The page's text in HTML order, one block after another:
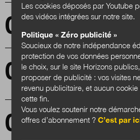
Les territoires, l'avenir de
La décentralisation à
catégoriels territoriaux :
pour que rien ne change
L’élu local : un
Les cookies déposés par Youtube
des vidéos intégrées sur notre site.
Politique « Zéro publicité »
Soucieux de notre indépendance
protection de vos données
le choix, sur le site Horizons
proposer de publicité : vos visites
revenu publicitaire, et aucun cookie
cette fin.
Vous voulez soutenir notre
offres d’abonnement ?C’est par